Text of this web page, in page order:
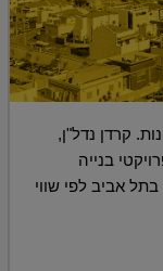
קרדן נדל"ן,
בנייה
אביב לפי שווי